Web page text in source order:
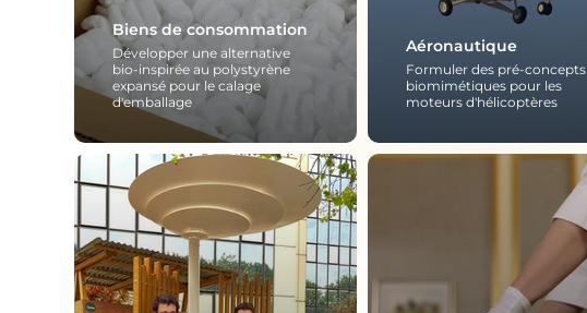
Biens de consommation
Développer une alternative
bio-inspirée au polystyrène
expansé pour le calage
d'emballage
Aéronautique
Formuler des pré-concepts
biomimétiques pour les
moteurs d'hélicoptères